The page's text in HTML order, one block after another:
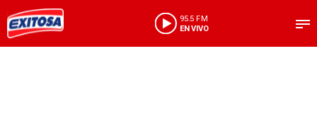
95.5 FM
EN VIVO